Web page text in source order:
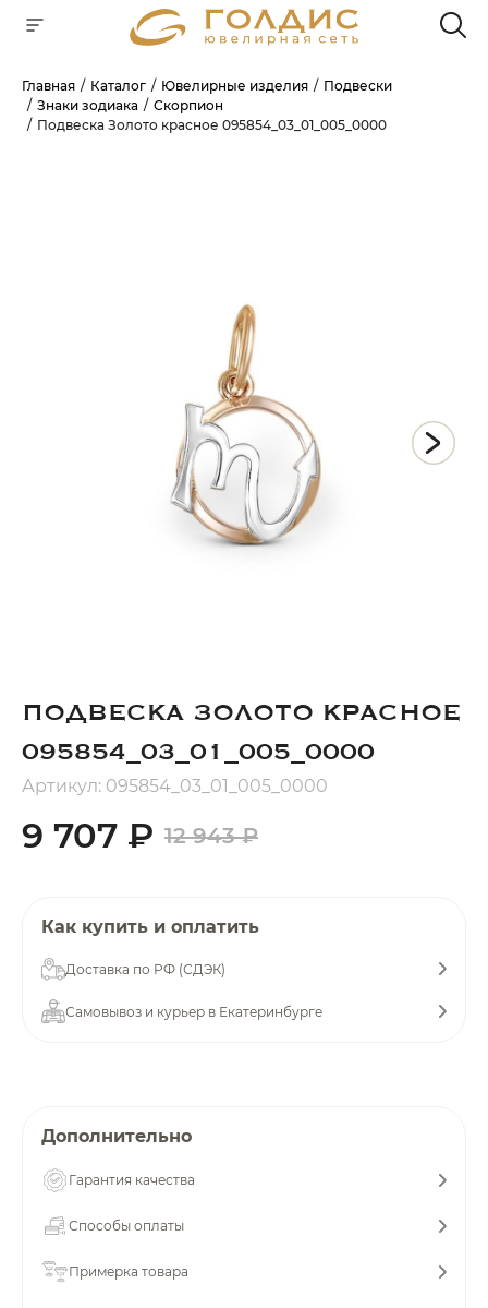
Главная Каталог Ювелирные изделия
Подвески
Знаки зодиака
Скорпион
Подвеска Золото красное 095854_03_01_005_0000
ПОДВЕСКА ЗОЛОТО КРАСНОЕ
095854_03_01_005_0000
Артикул: 095854_03_01_005_0000
9 707 ₽ 12 943 ₽
Как купить и оплатить
Доставка по РФ (СДЭК)
Самовывоз и курьер в Екатеринбурге
Дополнительно
Гарантия качества
Способы оплаты
Примерка товара
Для клиентов всех банков
ГРАФИК ПЛАТЕЖЕЙ
Добавляйте товары
Получайте товар
выбранный способом
списыватьсяс вашей карты
Подробнее
об оплате Плайтом
недели
8 800 302-02-51